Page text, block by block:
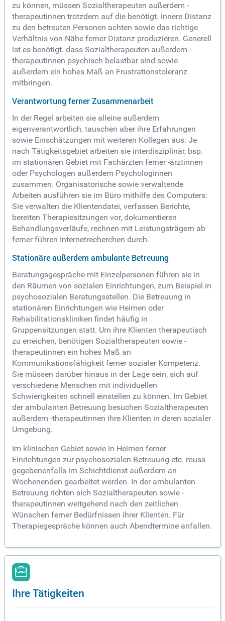
zu können, müssen Sozialtherapeuten außerdem -
therapeutinnen trotzdem auf die benötigt. innere Distanz
zu den betreuten Personen achten sowie das richtige
Verhältnis von Nähe ferner Distanz produzieren. Generell
ist es benötigt. dass Sozialtherapeuten außerdem -
therapeutinnen psychisch belastbar sind sowie
außerdem ein hohes Maß an Frustrationstoleranz
mitbringen.
Verantwortung ferner Zusammenarbeit
In der Regel arbeiten sie alleine außerdem
eigenverantwortlich, tauschen aber ihre Erfahrungen
sowie Einschätzungen mit weiteren Kollegen aus. Je
nach Tätigkeitsgebiet arbeiten sie interdisziplinär, bsp.
im stationären Gebiet mit Fachärzten ferner -ärztinnen
oder Psychologen außerdem Psychologinnen
zusammen. Organisatorische sowie verwaltende
Arbeiten ausführen sie im Büro mithilfe des Computers:
Sie verwalten die Klientendatei, verfassen Berichte,
bereiten Therapiesitzungen vor, dokumentieren
Behandlungsverläufe, rechnen mit Leistungsträgern ab
ferner führen Internetrecherchen durch.
Stationäre außerdem ambulante Betreuung
Beratungsgespräche mit Einzelpersonen führen sie in
den Räumen von sozialen Einrichtungen, zum Beispiel in
psychosozialen Beratungsstellen. Die Betreuung in
stationären Einrichtungen wie Heimen oder
Rehabilitationskliniken findet häufig in
Gruppensitzungen statt. Um ihre Klienten therapeutisch
zu erreichen, benötigen Sozialtherapeuten sowie -
therapeutinnen ein hohes Maß an
Kommunikationsfähigkeit ferner sozialer Kompetenz.
Sie müssen darüber hinaus in der Lage sein, sich auf
verschiedene Menschen mit individuellen
Schwierigkeiten schnell einstellen zu können. Im Gebiet
der ambulanten Betreuung besuchen Sozialtherapeuten
außerdem -therapeutinnen ihre Klienten in deren sozialer
Umgebung.
Im klinischen Gebiet sowie in Heimen ferner
Einrichtungen zur psychosozialen Betreuung etc. muss
gegebenenfalls im Schichtdienst außerdem an
Wochenenden gearbeitet werden. In der ambulanten
Betreuung richten sich Sozialtherapeuten sowie -
therapeutinnen weitgehend nach den zeitlichen
Wünschen ferner Bedürfnissen ihrer Klienten. Für
Therapiegespräche können auch Abendtermine anfallen.
Ihre Tätigkeiten